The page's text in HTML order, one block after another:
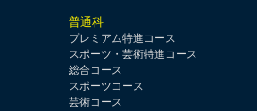
普通科
プレミアム特進コース
スポーツ・芸術特進コース
総合コース
スポーツコース
芸術コース